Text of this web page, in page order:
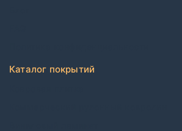
Каталог покрытий